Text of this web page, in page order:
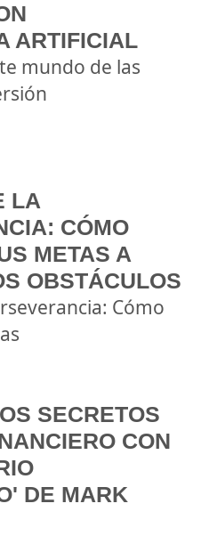
ARTIFICIAL
mundo de las
LA
CÓMO
METAS A
OBSTÁCULOS
Cómo
SECRETOS
CON
DE MARK